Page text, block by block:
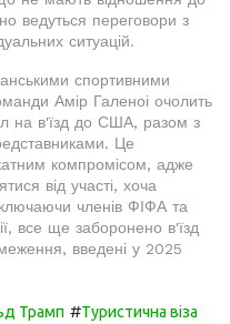
ведуться переговори з
ситуацій.
спортивними
Амір Галеноі очолить
на в'їзд до США, разом з
Це
компромісом, адже
від участі, хоча
членів ФІФА та
все ще заборонено в'їзд
введені у 2025
Трамп #Туристична віза